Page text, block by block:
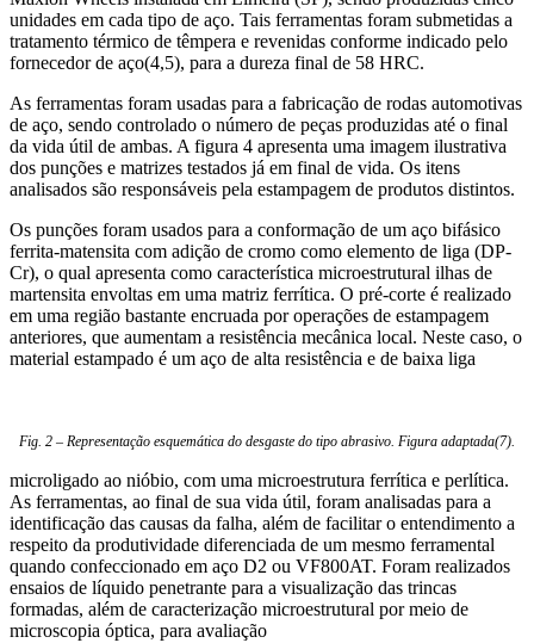
unidades em cada tipo de aço. Tais ferramentas foram submetidas a
tratamento térmico de têmpera e revenidas conforme indicado pelo
fornecedor de aço(4,5), para a dureza final de 58 HRC.
As ferramentas foram usadas para a fabricação de rodas automotivas
de aço, sendo controlado o número de peças produzidas até o final
da vida útil de ambas. A figura 4 apresenta uma imagem ilustrativa
dos punções e matrizes testados já em final de vida. Os itens
analisados são responsáveis pela estampagem de produtos distintos.
Os punções foram usados para a conformação de um aço bifásico
ferrita-matensita com adição de cromo como elemento de liga (DP-
Cr), o qual apresenta como característica microestrutural ilhas de
martensita envoltas em uma matriz ferrítica. O pré-corte é realizado
em uma região bastante encruada por operações de estampagem
anteriores, que aumentam a resistência mecânica local. Neste caso, o
material estampado é um aço de alta resistência e de baixa liga
Fig. 2 – Representação esquemática do desgaste do tipo abrasivo. Figura adaptada(7).
microligado ao nióbio, com uma microestrutura ferrítica e perlítica.
As ferramentas, ao final de sua vida útil, foram analisadas para a
identificação das causas da falha, além de facilitar o entendimento a
respeito da produtividade diferenciada de um mesmo ferramental
quando confeccionado em aço D2 ou VF800AT. Foram realizados
ensaios de líquido penetrante para a visualização das trincas
formadas, além de caracterização microestrutural por meio de
microscopia óptica, para avaliação